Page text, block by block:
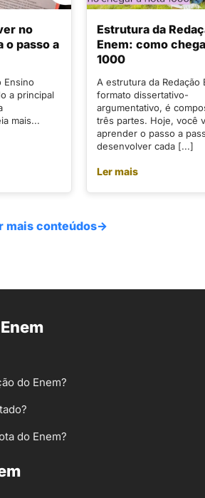
no
o passo a
Ensino
a principal
mais...
Estrutura da
Enem: como
1000
A estrutura da Redação
formato dissertativo-
argumentativo, é
três partes. Hoje, você
aprender o passo a
desenvolver cada [...]
Ler mais
mais conteúdos→
do Enem?
do Enem?